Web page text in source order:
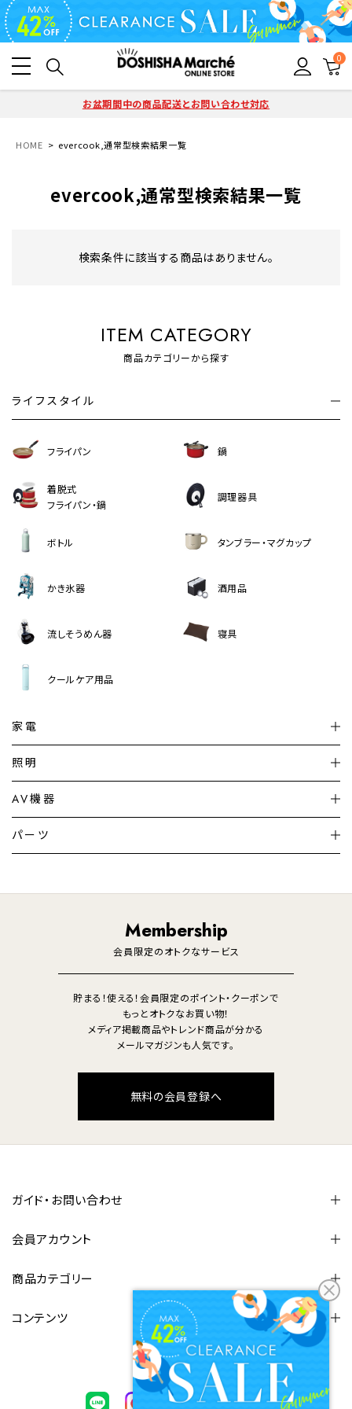
0
お盆期間中の商品配送とお問い合わせ対応
HOME evercook,通常型検索結果一覧
evercook,通常型検索結果一覧
検索条件に該当する商品はありません。
ITEM CATEGORY
商品カテゴリーから探す
ライフスタイル
フライパン 鍋
着脱式
フライパン・鍋
調理器具
ボトル タンブラー・マグカップ
かき氷器 酒用品
流しそうめん器 寝具
クールケア用品
家電
加湿器・空気清浄機
暖房機 掃除機
調理家電 生活家電
照明
シーリングライト
デスクライト
AV機器
テレビ
パーツ
Membership
会員限定のオトクなサービス
貯まる！使える！会員限定のポイント・クーポンで
もっとオトクなお買い物！
メディア掲載商品やトレンド商品が分かる
メールマガジンも人気です。
無料の会員登録へ
ガイド・お問い合わせ
会員アカウント
商品カテゴリー
コンテンツ
FOLLOW US